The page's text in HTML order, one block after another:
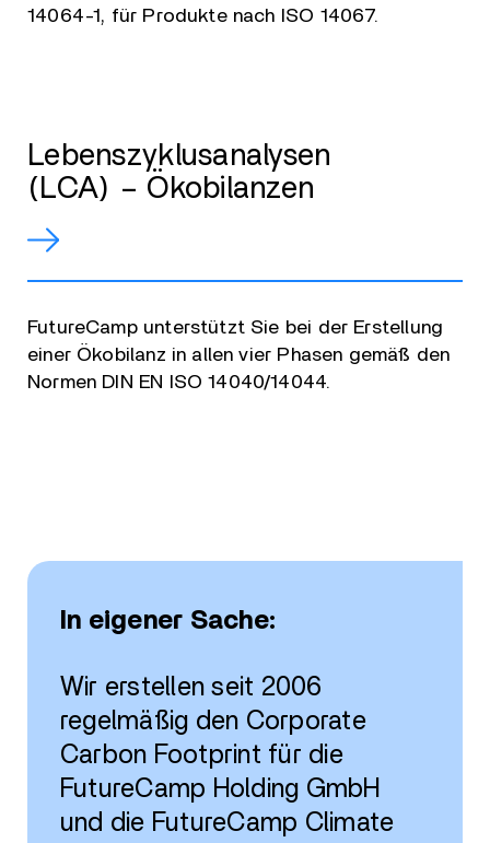
14064-1, für Produkte nach ISO 14067.
Lebenszyklusanalysen
(LCA) – Ökobilanzen
FutureCamp unterstützt Sie bei der Erstellung
einer Ökobilanz in allen vier Phasen gemäß den
Normen DIN EN ISO 14040/14044.
In eigener Sache:
Wir erstellen seit 2006
regelmäßig den Corporate
Carbon Footprint für die
FutureCamp Holding GmbH
und die FutureCamp Climate